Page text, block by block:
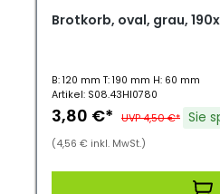
Brotkorb, oval, grau,
B: 120 mm T: 190 mm H: 60 mm
Artikel: S08.43HI0780
3,80 €* UVP 4,50 €* Sie
(4,56 € inkl. MwSt.)